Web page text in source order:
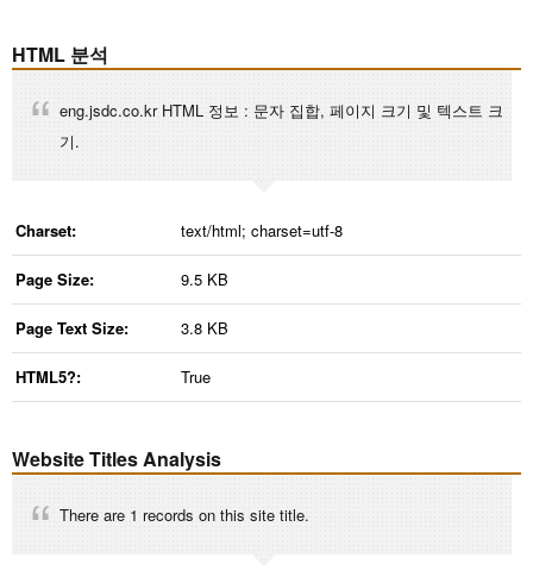
HTML 분석
eng.jsdc.co.kr HTML 정보 : 문자 집합, 페이지 크기 및 텍스트 크
기.
Charset: text/html; charset=utf-8
Page Size: 9.5 KB
Page Text Size: 3.8 KB
HTML5?: True
Website Titles Analysis
There are 1 records on this site title.